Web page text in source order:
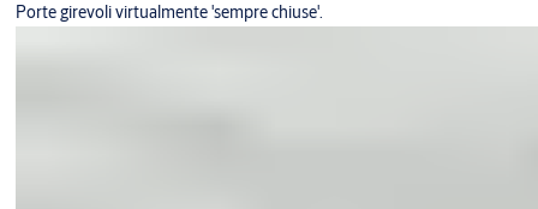
Porte girevoli virtualmente 'sempre chiuse'.